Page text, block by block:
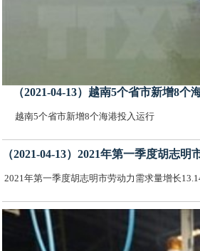
（2021-04-13）越南5个省市新增8个
越南5个省市新增8个海港投入运行
（2021-04-13）2021年第一季度胡志
2021年第一季度胡志明市劳动力需求量增长